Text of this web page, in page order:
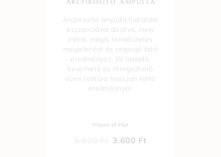
ARCPIROSÍTÓ AMPULLA
Arcpirosító ampulla hidratáló
esszenciával dúsítva, mely
élénk, mégis természetes
megjelenést és ragyogó bőrt
eredményez. Jól tapadó,
keverhető és rétegezhető
vizes textúra hosszan tartó
eredménnyel.
House of Hur
3.600 Ft